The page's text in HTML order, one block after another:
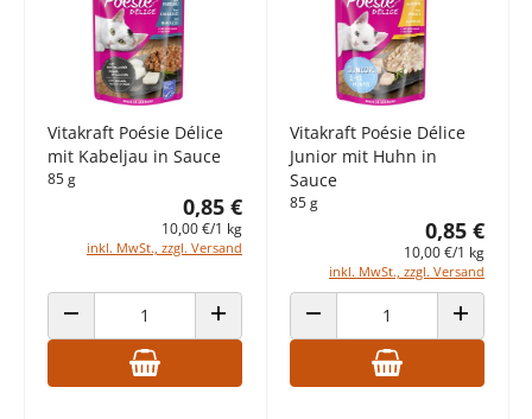
Vitakraft Poésie Délice
mit Kabeljau in Sauce
85 g
0,85 €
10,00 €/1 kg
inkl. MwSt., zzgl. Versand
ANZAHL VERRINGERN ANZAHL ERHÖHEN
Vitakraft Poésie Délice
Junior mit Huhn in
Sauce
85 g
0,85 €
10,00 €/1 kg
inkl. MwSt., zzgl. Versand
ANZAHL VERRINGERN ANZAHL